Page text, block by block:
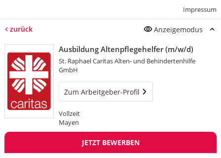
Impressum
zurück Anzeigemodus
Ausbildung Altenpflegehelfer (m/w/d)
St. Raphael Caritas Alten- und Behindertenhilfe
GmbH
Zum Arbeitgeber-Profil
Vollzeit
Mayen
JETZT BEWERBEN